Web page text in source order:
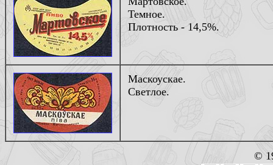
Темное.
Плотность - 14,5%.
Маскоускае.
Светлое.
©